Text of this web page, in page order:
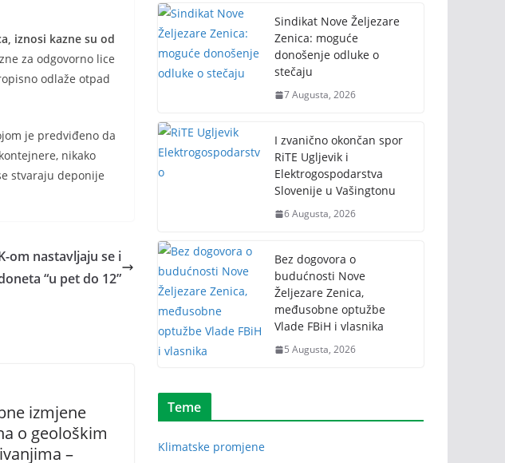
iznosi kazne su od
za odgovorno lice
odlaže otpad
je predviđeno da
nikako
stvaraju deponije
om nastavljaju se i
“u pet do 12”
izmjene
o geološkim
–
Sindikat Nove Željezare
Zenica: moguće
donošenje odluke o
stečaju
7 Augusta, 2026
I zvanično okončan spor
RiTE Ugljevik i
Elektrogospodarstva
Slovenije u Vašingtonu
6 Augusta, 2026
Bez dogovora o
budućnosti Nove
Željezare Zenica,
međusobne optužbe
Vlade FBiH i vlasnika
5 Augusta, 2026
Teme
Klimatske promjene